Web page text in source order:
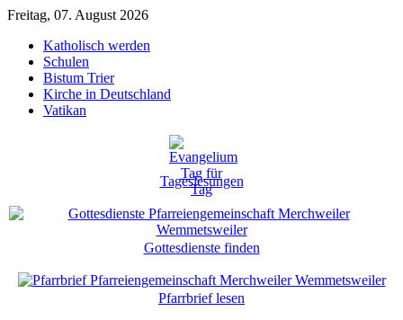
Freitag, 07. August 2026
Katholisch werden
Schulen
Bistum Trier
Kirche in Deutschland
Vatikan
Tageslesungen
Gottesdienste finden
Pfarrbrief lesen